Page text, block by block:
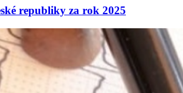
republiky za rok 2025